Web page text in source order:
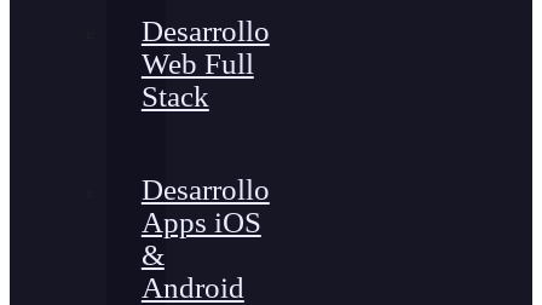
Desarrollo
Web Full
Stack
Desarrollo
Apps iOS
&
Android